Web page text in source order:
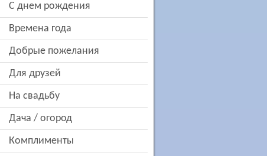
c днем рождения
времена года
добрые пожелания
для друзей
на свадьбу
дача / огород
комплименты